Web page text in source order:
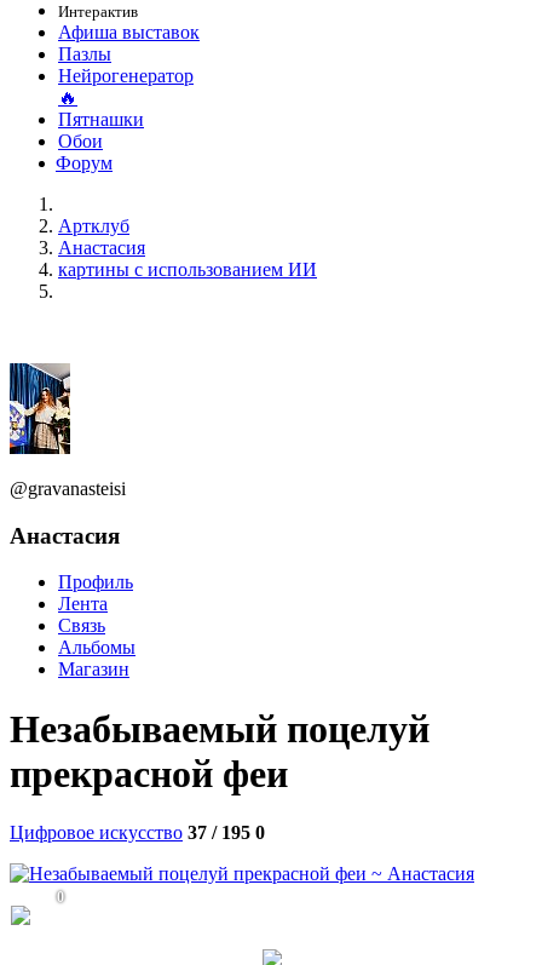
Интерактив
Афиша выставок
Пазлы
Нейрогенератор
🔥
Пятнашки
Обои
Форум
Артклуб
Анастасия
картины с использованием ИИ
@gravanasteisi
Анастасия
Профиль
Лента
Связь
Альбомы
Магазин
Незабываемый поцелуй
прекрасной феи
Цифровое искусство 37 / 195 0
0